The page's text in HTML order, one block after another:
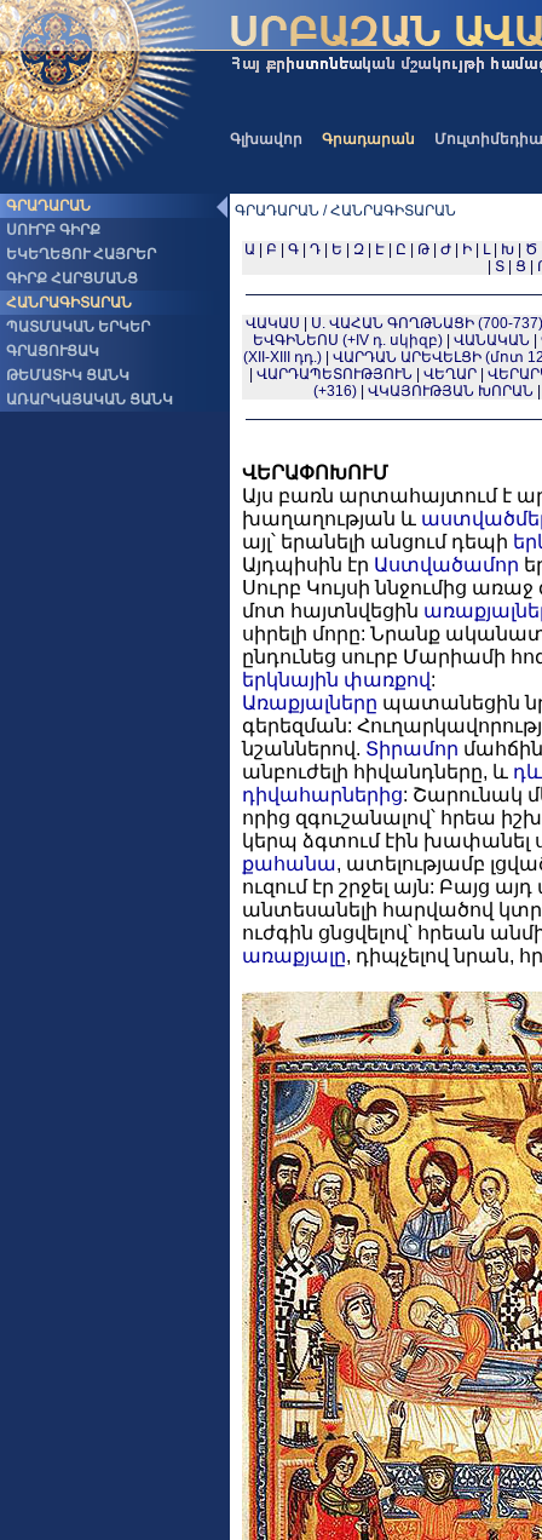
Գլխավոր Գրադարան Մուլտիմեդիա
ԳՐԱԴԱՐԱՆ
ՍՈՒՐԲ ԳԻՐՔ
ԵԿԵՂԵՑՈՒ ՀԱՅՐԵՐ
ԳԻՐՔ ՀԱՐՑՄԱՆՑ
ՀԱՆՐԱԳԻՏԱՐԱՆ
ՊԱՏՄԱԿԱՆ ԵՐԿԵՐ
ԳՐԱՑՈՒՑԱԿ
ԹԵՄԱՏԻԿ ՑԱՆԿ
ԱՌԱՐԿԱՅԱԿԱՆ ՑԱՆԿ
ԳՐԱԴԱՐԱՆ / ՀԱՆՐԱԳԻՏԱՐԱՆ
Ա Բ Գ| Դ| Ե Զ| Է| Ը Թ| Ժ| Ի| Լ| Խ| Ծ
Տ Ց
ՎԱԿԱՍ
Ս. ՎԱՀԱՆ ԳՈՂԹՆԱՑԻ (700-737)
ԵՎԳԻՆԵՈՍ (+IV դ. սկիզբ)
ՎԱՆԱԿԱՆ
(XII-XIII դդ.)| ՎԱՐԴԱՆ ԱՐԵՎԵԼՑԻ (մոտ
ՎԱՐԴԱՊԵՏՈՒԹՅՈՒՆ ՎԵՂԱՐ
(+316)| ՎԿԱՅՈՒԹՅԱՆ ԽՈՐԱՆ
ՎԵՐԱՓՈԽՈՒՄ
Այս բառն արտահայտում է
խաղաղության և
այլ՝ երանելի անցում դեպի
Այդպիսին էր Աստվածամոր
Սուրբ Կույսի ննջումից
մոտ հայտնվեցին
սիրելի մորը: Նրանք
ընդունեց սուրբ Մարիամի
երկնային փառքով:
Առաքյալները պատանեցին
գերեզման:
նշաններով. Տիրամոր մահճին
անբուժելի հիվանդները, և
դիվահարներից: Շարունակ
որից զգուշանալով՝ հրեա
կերպ ձգտում էին խափանել
քահանա, ատելությամբ
ուզում էր շրջել այն: Բայց
անտեսանելի հարվածով
ուժգին ցնցվելով՝ հրեան
առաքյալը, դիպչելով նրան,